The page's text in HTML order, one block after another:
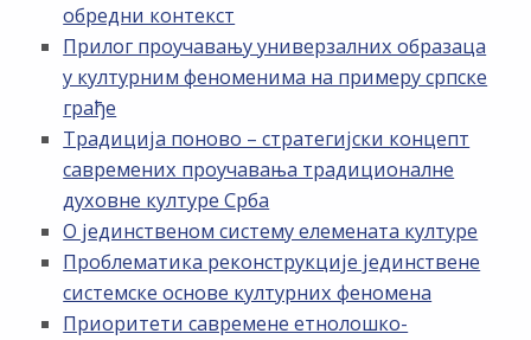
обредни контекст
Прилог проучавању универзалних образаца
у културним феноменима на примеру српске
грађе
Традиција поново – стратегијски концепт
савремених проучавања традиционалне
духовне културе Срба
О јединственом систему елемената културе
Проблематика реконструкције јединствене
системске основе културних феномена
Приоритети савремене етнолошко-